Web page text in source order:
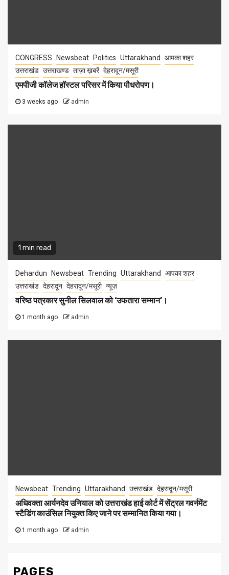
CONGRESS Newsbeat Politics Uttarakhand
आपका शहर
उत्तराखंड उत्तराखण्ड ताज़ा ख़बरें देहरादून/मसूरी
एमपीजी कॉलेज हॉस्टल परिसर में किया पौधरोपण।
3 weeks ago admin
1 min read
Dehardun Newsbeat Trending Uttarakhand
आपका शहर
उत्तराखंड देहरादून देहरादून/मसूरी न्यूज़
वरिष्ठ पत्रकार सुनील सिलवाल को ‘उफतारा सम्मान’।
1 month ago admin
Newsbeat Trending Uttarakhand उत्तराखंड देहरादून/मसूरी
अधिवक्ता आर्यनदेव उनियाल को उत्तराखंड हाई कोर्ट में सेंट्रल गवर्नमेंट
स्टैडिंग काउंसिल नियुक्त किए जाने पर सम्मानित किया गया।
1 month ago admin
PAGES